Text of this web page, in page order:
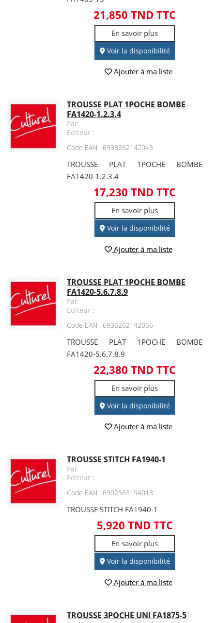
21,850 TND TTC
En savoir plus
Voir la disponibilité
Ajouter à ma liste
TROUSSE PLAT 1POCHE BOMBE
FA1420-1.2.3.4
Par
Editeur :
Code EAN : 6938262142043
TROUSSE PLAT 1POCHE BOMBE
FA1420-1.2.3.4
17,230 TND TTC
En savoir plus
Voir la disponibilité
Ajouter à ma liste
TROUSSE PLAT 1POCHE BOMBE
FA1420-5.6.7.8.9
Par
Editeur :
Code EAN : 6936262142056
TROUSSE PLAT 1POCHE BOMBE
FA1420-5.6.7.8.9
22,380 TND TTC
En savoir plus
Voir la disponibilité
Ajouter à ma liste
TROUSSE STITCH FA1940-1
Par
Editeur :
Code EAN : 6902563194018
TROUSSE STITCH FA1940-1
5,920 TND TTC
En savoir plus
Voir la disponibilité
Ajouter à ma liste
TROUSSE 3POCHE UNI FA1875-5